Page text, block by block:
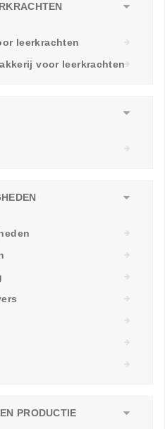
leerkrachten
voor leerkrachten
PRODUCTIE